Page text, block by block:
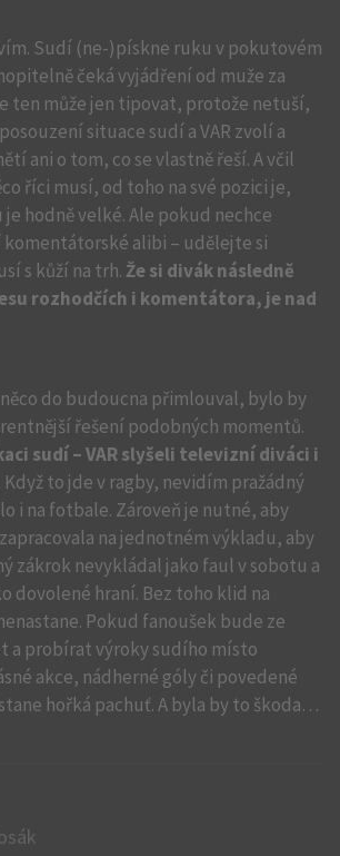
Sudí (ne-)pískne ruku v pokutovém
čeká vyjádření od muže za
ten může jen tipovat, protože netuší,
situace sudí a VAR zvolí a
ani o tom, co se vlastně řeší. A včil
říci musí, od toho na své pozici je,
hodně velké. Ale pokud nechce
alibi – udělejte si
s kůží na trh. Že si divák následně
rozhodčích i komentátora, je nad
do budoucna přimlouval, bylo by
řešení podobných momentů.
sudí – VAR slyšeli televizní diváci i
. Když to jde v ragby, nevidím pražádný
i na fotbale. Zároveň je nutné, aby
zapracovala na jednotném výkladu, aby
zákrok nevykládal jako faul v sobotu a
dovolené hraní. Bez toho klid na
Pokud fanoušek bude ze
a probírat výroky sudího místo
akce, nádherné góly či povedené
hořká pachuť. A byla by to škoda…